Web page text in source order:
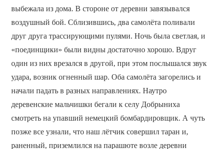
выбежала из дома. В стороне от деревни завязывался
воздушный бой. Сблизившись, два самолёта поливали
друг друга трассирующими пулями. Ночь была светлая, и
«поединщики» были видны достаточно хорошо. Вдруг
один из них врезался в другой, при этом послышался звук
удара, возник огненный шар. Оба самолёта загорелись и
начали падать в разных направлениях. Наутро
деревенские мальчишки бегали к селу Добрыниха
смотреть на упавший немецкий бомбардировщик. А чуть
позже все узнали, что наш лётчик совершил таран и,
раненный, приземлился на парашюте возле деревни